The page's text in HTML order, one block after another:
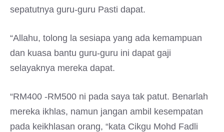
sepatutnya guru-guru Pasti dapat.
“Allahu, tolong la sesiapa yang ada kemampuan
dan kuasa bantu guru-guru ini dapat gaji
selayaknya mereka dapat.
“RM400 -RM500 ni pada saya tak patut. Benarlah
mereka ikhlas, namun jangan ambil kesempatan
pada keikhlasan orang, “kata Cikgu Mohd Fadli